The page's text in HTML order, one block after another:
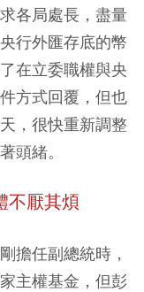
各局處長，盡量
行外匯存底的幣
在立委職權與央
方式回覆，但也
，很快重新調整
頭緒。
不厭其煩
擔任副總統時，
主權基金，但彭